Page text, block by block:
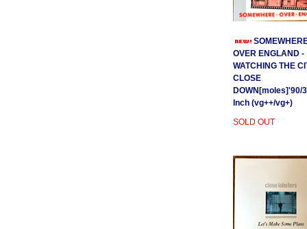
OVER ENGLAND -
WATCHING THE
CLOSE
DOWN[moles]'90/
Inch (vg++/vg+)
SOLD OUT